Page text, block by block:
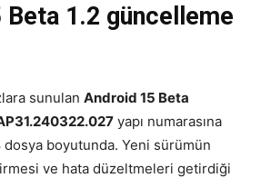
1.2 güncelleme
sunulan Android 15 Beta
yapı numarasına
dosya boyutunda. Yeni sürümün
ve hata düzeltmeleri getirdiği